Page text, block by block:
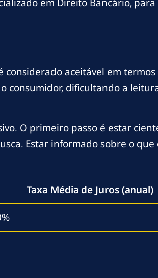
aceitável em
consumidor, dificultando a
O primeiro passo é estar
Estar informado sobre o que
Taxa Média de Juros (anual)